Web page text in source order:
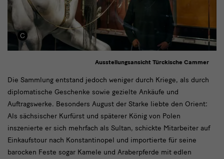
Modul
Text
mit
Bild
Die Sammlung entstand jedoch weniger durch Kriege, als durch
diplomatische Geschenke sowie gezielte Ankäufe und
Auftragswerke. Besonders August der Starke liebte den Orient:
Als sächsischer Kurfürst und späterer König von Polen
inszenierte er sich mehrfach als Sultan, schickte Mitarbeiter auf
Einkaufstour nach Konstantinopel und importierte für seine
barocken Feste sogar Kamele und Araberpferde mit edlen
Ausstellungsansicht Türckische Cammer